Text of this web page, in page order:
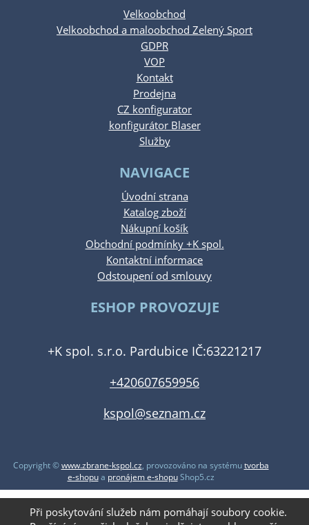
Velkoobchod
Velkoobchod a maloobchod Zelený Sport
GDPR
VOP
Kontakt
Prodejna
CZ konfigurator
konfigurátor Blaser
Služby
NAVIGACE
Úvodní strana
Katalog zboží
Nákupní košík
Obchodní podmínky +K spol.
Kontaktní informace
Odstoupení od smlouvy
ESHOP PROVOZUJE
+K spol. s.r.o. Pardubice IČ:63221217
+420607659956
kspol@seznam.cz
Copyright ©www.zbrane-kspol.cz, provozováno na systémutvorba
e-shopua pronájem e-shopuShop5.cz
Při poskytování služeb nám pomáhají soubory cookie.